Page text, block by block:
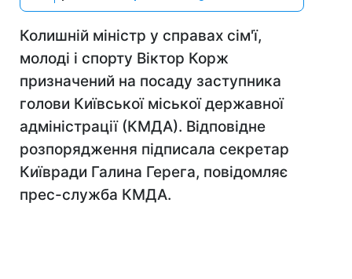
Колишній міністр у справах сім'ї,
молоді і спорту Віктор Корж
призначений на посаду заступника
голови Київської міської державної
адміністрації (КМДА). Відповідне
розпорядження підписала секретар
Київради Галина Герега, повідомляє
прес-служба КМДА.